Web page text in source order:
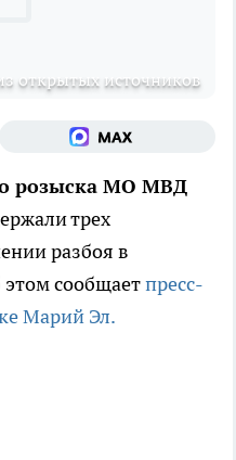
открытых источников
розыска МО МВД
трех
разбоя в
сообщаетпресс-
Марий Эл.